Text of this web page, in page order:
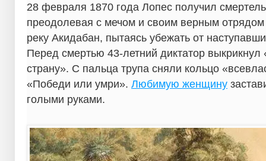
28 февраля 1870 года Лопес получил
преодолевая с мечом и своим верным
реку Акидабан, пытаясь убежать от
Перед смертью 43-летний диктатор
страну». С пальца трупа сняли кольцо
«Победи или умри». Любимую женщину
голыми руками.